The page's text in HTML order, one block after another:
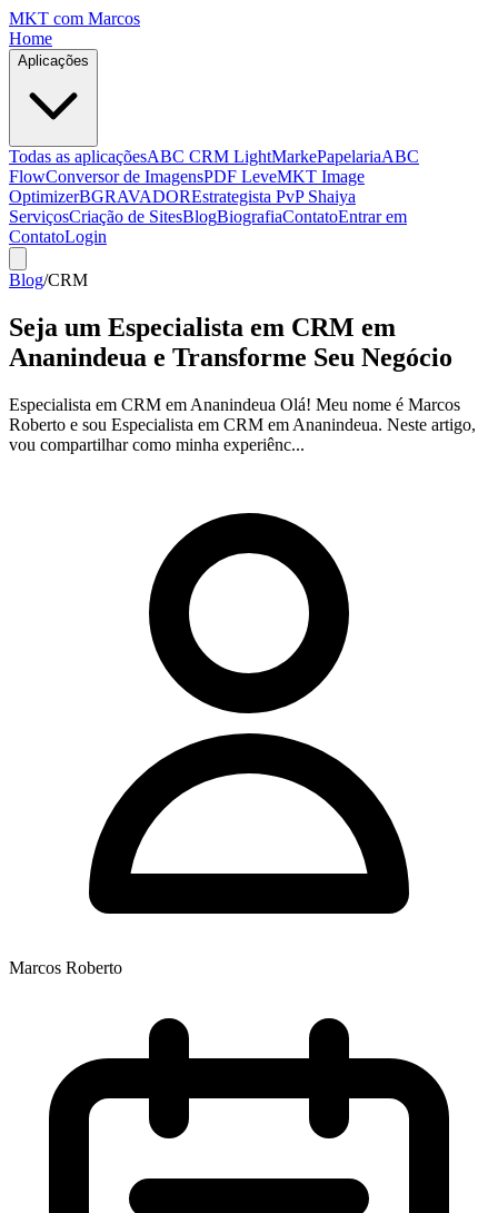
MKT com Marcos
Home
Aplicações
Todas as aplicaçõesABC CRM LightMarkePapelariaABC
FlowConversor de ImagensPDF LeveMKT Image
OptimizerBGRAVADOREstrategista PvP Shaiya
ServiçosCriação de SitesBlogBiografiaContatoEntrar em
ContatoLogin
Blog/CRM
Seja um Especialista em CRM em
Ananindeua e Transforme Seu Negócio
Especialista em CRM em Ananindeua Olá! Meu nome é Marcos
Roberto e sou Especialista em CRM em Ananindeua. Neste artigo,
vou compartilhar como minha experiênc...
Marcos Roberto